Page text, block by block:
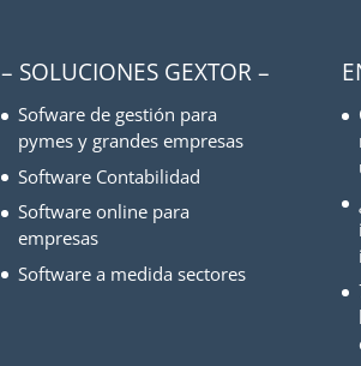
– SOLUCIONES GEXTOR –
Sofware de gestión para
pymes y grandes empresas
Software Contabilidad
Software online para
empresas
Software a medida sectores